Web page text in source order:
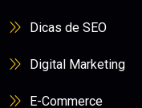
Dicas de SEO
Digital Marketing
E-Commerce